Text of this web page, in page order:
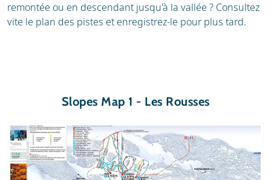
remontée ou en descendant jusqu'à la vallée ? Consultez
vite le plan des pistes et enregistrez-le pour plus tard.
Slopes Map 1 - Les Rousses